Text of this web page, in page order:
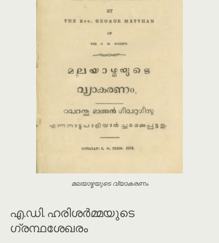
മലയാഴ്മയുടെ വ്യാകരണം
എ.ഡി. ഹരിശർമ്മയുടെ
ഗ്രന്ഥശേഖരം